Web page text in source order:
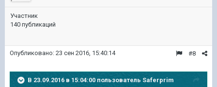
Участник
140 публикаций
#8
Опубликовано: 23 сен 2016, 15:40:14
В 23.09.2016 в 15:04:00 пользователь Saferprim